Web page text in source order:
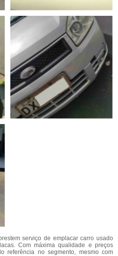
serviço de emplacar carro usado
Com máxima qualidade e preços
referência no segmento, mesmo com